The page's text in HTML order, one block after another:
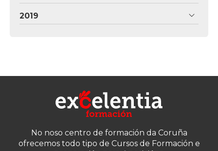
2019
No noso centro de formación da Coruña
ofrecemos todo tipo de Cursos de Formación e